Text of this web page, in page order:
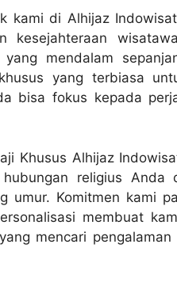
kami di Alhijaz
kesejahteraan
mendalam
yang terbiasa
bisa fokus kepada
Khusus Alhijaz
religius Anda
umur. Komitmen kami
membuat
mencari